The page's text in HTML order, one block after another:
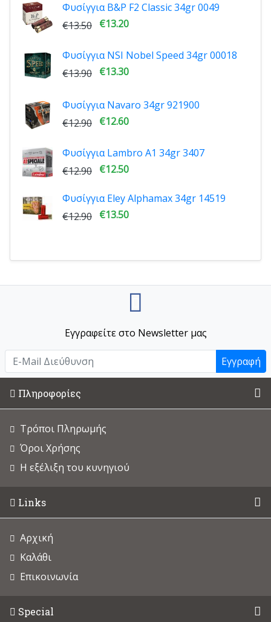
Φυσίγγια B&P F2 Classic 34gr 0049
€13.50 €13.20
Φυσίγγια NSI Nobel Speed 34gr 00018
€13.90 €13.30
Φυσίγγια Navaro 34gr 921900
€12.90 €12.60
Φυσίγγια Lambro A1 34gr 3407
€12.90 €12.50
Φυσίγγια Eley Alphamax 34gr 14519
€12.90 €13.50
Εγγραφείτε στο Newsletter μας
Εγγραφή
Πληροφορίες
Τρόποι Πληρωμής
Όροι Χρήσης
Η εξέλιξη του κυνηγιού
Links
Αρχική
Καλάθι
Επικοινωνία
Special